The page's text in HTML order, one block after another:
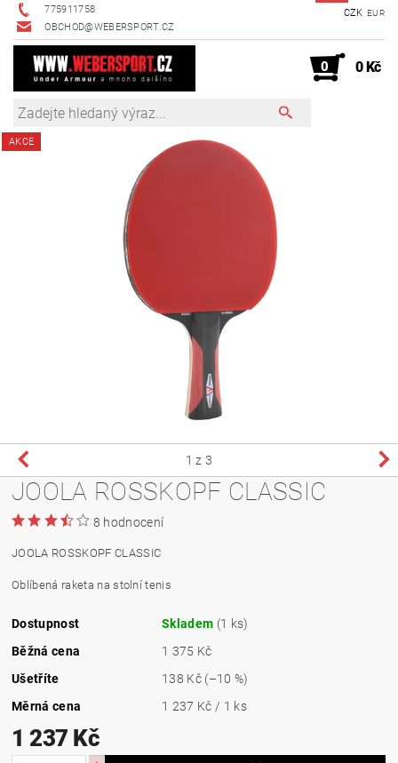
775911758
OBCHOD@WEBERSPORT.CZ
CZK EUR
0 0 Kč
AKCE
1 z 3
JOOLA ROSSKOPF CLASSIC
8 hodnocení
JOOLA ROSSKOPF CLASSIC
Oblíbená raketa na stolní tenis
Dostupnost Skladem (1 ks)
Běžná cena
1 375 Kč
Ušetříte
138 Kč (–10 %)
Měrná cena
1 237 Kč / 1 ks
1 237 Kč